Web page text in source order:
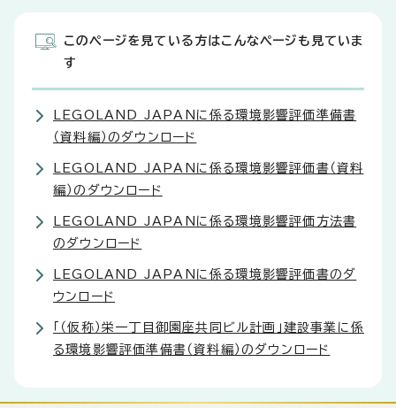
このページを見ている方はこんなページも見ていま
す
LEGOLAND JAPANに係る環境影響評価準備書
（資料編）のダウンロード
LEGOLAND JAPANに係る環境影響評価書（資料
編）のダウンロード
LEGOLAND JAPANに係る環境影響評価方法書
のダウンロード
LEGOLAND JAPANに係る環境影響評価書のダ
ウンロード
「（仮称）栄一丁目御園座共同ビル計画」建設事業に係
る環境影響評価準備書（資料編）のダウンロード